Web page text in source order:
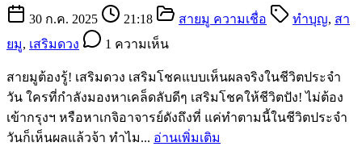
30 ก.ค. 2025 21:18 สายมู ความเชื่อ ทำบุญ, สา
ยมู, เสริมดวง 1 ความเห็น
สายมูต้องรู้! เสริมดวง เสริมโชคแบบเห็นผลจริงในชีวิตประจำ
วัน ใครที่กำลังมองหาเคล็ดลับดีๆ เสริมโชคให้ชีวิตปัง! ไม่ต้อง
เข้ากรุงฯ หรือหาเกจิอาจารย์ดังถึงที่ แค่ทำตามนี้ในชีวิตประจำ
วันก็เห็นผลแล้วจ้า ทำไม... อ่านเพิ่มเติม